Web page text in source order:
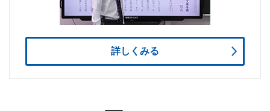
詳しくみる